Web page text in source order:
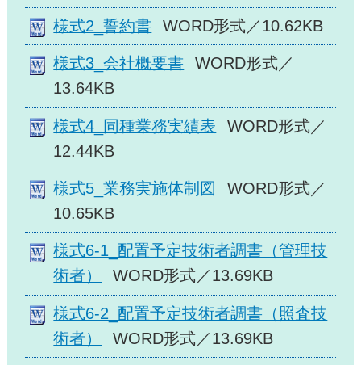
様式2_誓約書 WORD形式／10.62KB
様式3_会社概要書
WORD形式／
13.64KB
様式4_同種業務実績表
WORD形式／
12.44KB
様式5_業務実施体制図
WORD形式／
10.65KB
様式6-1_配置予定技術者調書（管理技
術者）
WORD形式／13.69KB
様式6-2_配置予定技術者調書（照査技
術者）
WORD形式／13.69KB